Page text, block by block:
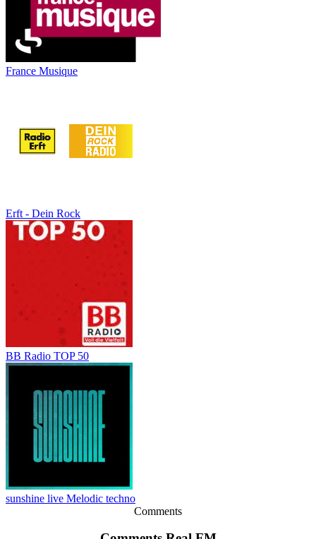
France Musique
Erft - Dein Rock
BB Radio TOP 50
sunshine live Melodic techno
Comments